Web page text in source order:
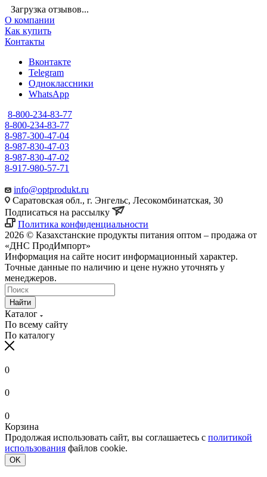
Загрузка отзывов...
О компании
Как купить
Контакты
Вконтакте
Telegram
Одноклассники
WhatsApp
8-800-234-83-77
8-800-234-83-77
8-987-300-47-04
8-987-830-47-03
8-987-830-47-02
8-917-980-57-71
info@optprodukt.ru
Саратовская обл., г. Энгельс, Лесокомбинатская, 30
Подписаться на рассылку
Политика конфиденциальности
2026 © Казахстанские продукты питания оптом – продажа от
«ДНС ПродИмпорт»
Информация на сайте носит информационный характер.
Точные данные по наличию и цене нужно уточнять у
менеджеров.
Найти
Каталог
По всему сайту
По каталогу
0
0
0
Корзина
Продолжая использовать сайт, вы соглашаетесь с политикой
использования файлов cookie.
OK